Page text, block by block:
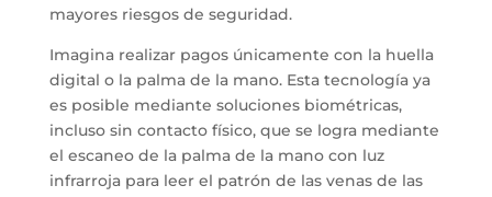
mayores riesgos de seguridad.
Imagina realizar pagos únicamente con la huella
digital o la palma de la mano. Esta tecnología ya
es posible mediante soluciones biométricas,
incluso sin contacto físico, que se logra mediante
el escaneo de la palma de la mano con luz
infrarroja para leer el patrón de las venas de las